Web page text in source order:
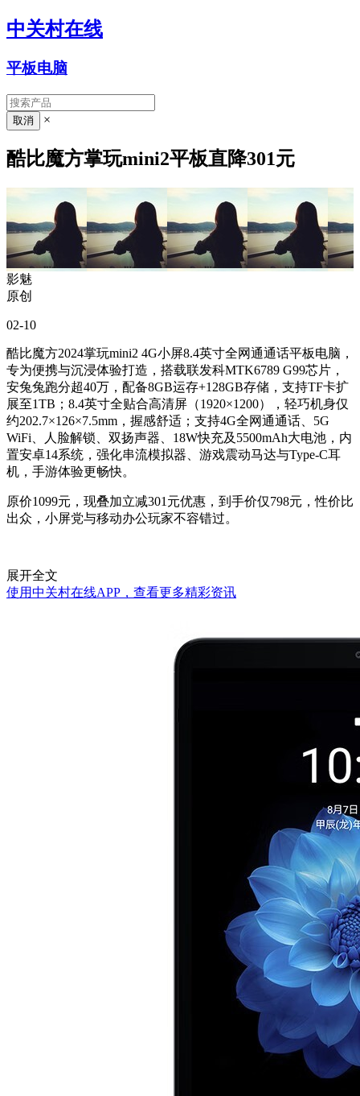
中关村在线
平板电脑
×
酷比魔方掌玩mini2平板直降301元
影魅
原创
02-10
酷比魔方2024掌玩mini2 4G小屏8.4英寸全网通通话平板电脑，
专为便携与沉浸体验打造，搭载联发科MTK6789 G99芯片，
安兔兔跑分超40万，配备8GB运存+128GB存储，支持TF卡扩
展至1TB；8.4英寸全贴合高清屏（1920×1200），轻巧机身仅
约202.7×126×7.5mm，握感舒适；支持4G全网通通话、5G
WiFi、人脸解锁、双扬声器、18W快充及5500mAh大电池，内
置安卓14系统，强化串流模拟器、游戏震动马达与Type-C耳
机，手游体验更畅快。
原价1099元，现叠加立减301元优惠，到手价仅798元，性价比
出众，小屏党与移动办公玩家不容错过。
展开全文
使用中关村在线APP，查看更多精彩资讯